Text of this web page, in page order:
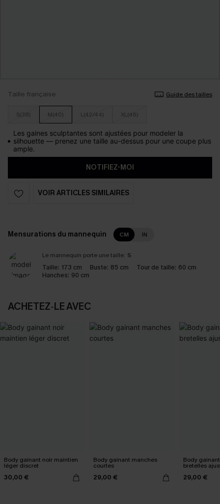
Taille française Guide des tailles
S(38) M(40) L(42/44) XL(46)
Les gaines sculptantes sont ajustées pour modeler la
silhouette — prenez une taille au-dessus pour une coupe plus
ample.
NOTIFIEZ-MOI
VOIR ARTICLES SIMILAIRES
Mensurations du mannequin CM IN
Le mannequin porte une taille: S
Taille: 173 cm Buste: 85 cm Tour de taille: 60 cm
Hanches: 90 cm
ACHETEZ‑LE AVEC
Body gainant noir maintien
léger discret
30,00 €
Body gainant manches
courtes
29,00 €
Body
bretelles
29,00 €